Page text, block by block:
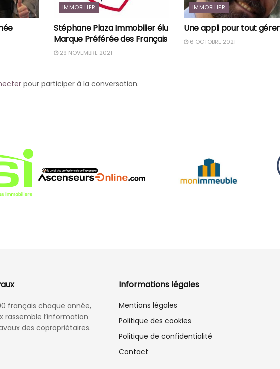
IMMOBILIER
Stéphane Plaza Immobilier élu
Marque Préférée des Français
29 NOVEMBRE 2021
IMMOBILIER
Une appli pour tout gérer
6 OCTOBRE 2021
pour participer à la conversation.
français chaque année,
rassemble l’information
des copropriétaires.
Informations légales
Mentions légales
Politique des cookies
Politique de confidentialité
Contact